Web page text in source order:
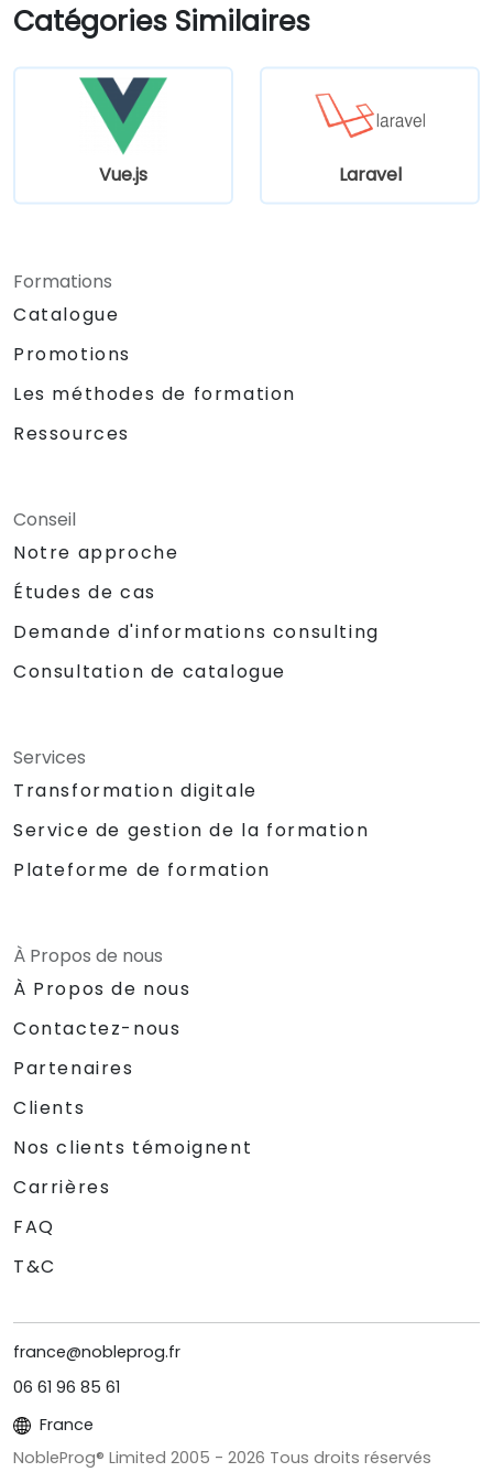
Catégories Similaires
Vue.js Laravel
Formations
Catalogue
Promotions
Les méthodes de formation
Ressources
Conseil
Notre approche
Études de cas
Demande d'informations consulting
Consultation de catalogue
Services
Transformation digitale
Service de gestion de la formation
Plateforme de formation
À Propos de nous
À Propos de nous
Contactez-nous
Partenaires
Clients
Nos clients témoignent
Carrières
FAQ
T&C
france@nobleprog.fr
06 61 96 85 61
France
NobleProg® Limited 2005 - 2026 Tous droits réservés